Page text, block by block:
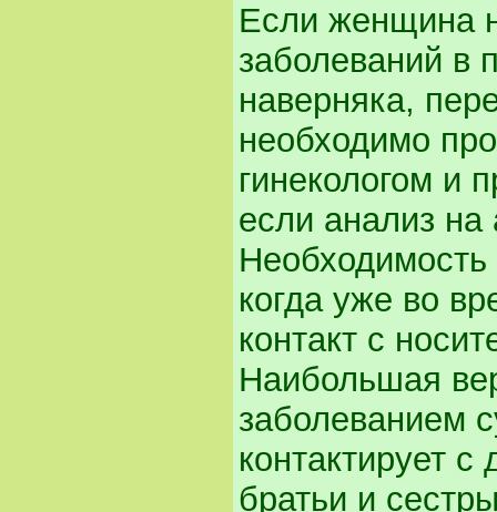
Если женщина
заболеваний в
наверняка,
необходимо
гинекологом и
если анализ на
Необходимость
когда уже во
контакт с
Наибольшая
заболеванием
контактирует
братьи и